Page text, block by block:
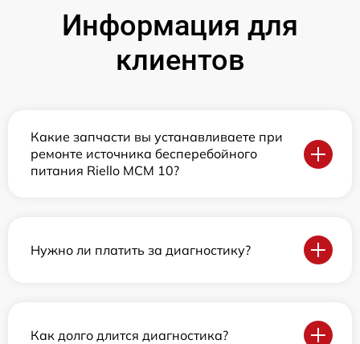
Информация для
клиентов
Какие запчасти вы устанавливаете при
ремонте источника бесперебойного
питания Riello MCM 10?
Нужно ли платить за диагностику?
Как долго длится диагностика?